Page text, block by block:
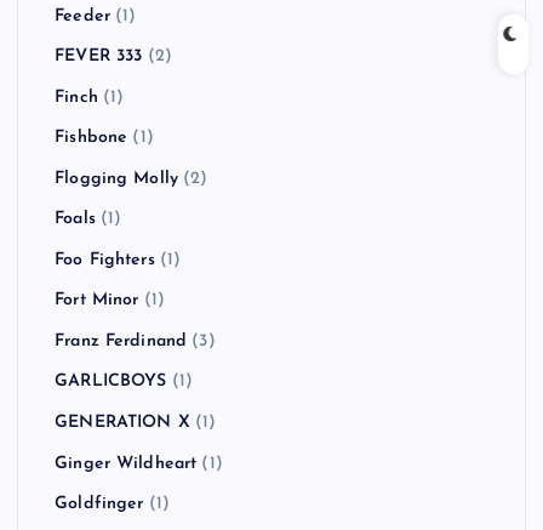
Feeder(1)
FEVER 333 (2)
Finch (1)
Fishbone (1)
Flogging Molly (2)
Foals(1)
Foo Fighters(1)
Fort Minor (1)
Franz Ferdinand (3)
GARLICBOYS (1)
GENERATION X (1)
Ginger Wildheart (1)
Goldfinger (1)